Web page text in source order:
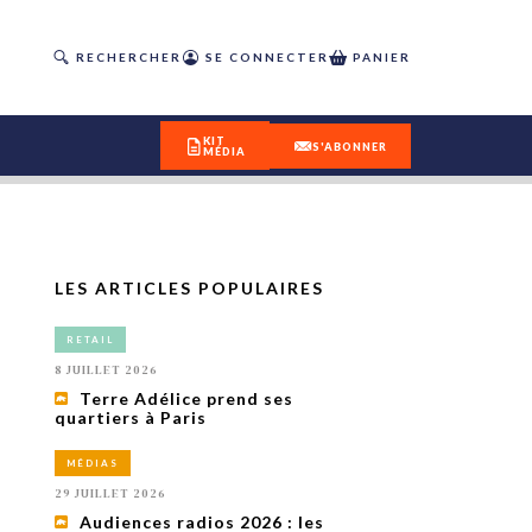
RECHERCHER SE CONNECTER PANIER
KIT
MÉDIA
S'ABONNER
LES ARTICLES POPULAIRES
RETAIL
8 JUILLET 2026
Terre Adélice prend ses
quartiers à Paris
MÉDIAS
29 JUILLET 2026
Audiences radios 2026 : les